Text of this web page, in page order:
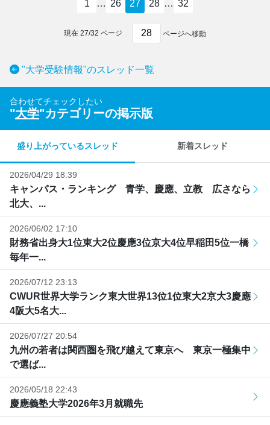
1 … 26 27 28 … 32
現在 27/32 ページ ページへ移動
"大学受験情報"のスレッド一覧
合わせてチェックしたい
"大学"カテゴリーの掲示版
盛り上がっているスレッド 新着スレッド
2026/04/29 18:39
キャンパス・ランキング 青学、慶應、立教 広さなら
北大、...
2026/06/02 17:10
財務省出身大1位東大2位慶應3位京大4位早稲田5位一橋
毎年一...
2026/07/12 23:13
CWUR世界大学ランク東大世界13位1位東大2京大3慶應
4阪大5名大...
2026/07/27 20:54
九州の若者は関西圏を飛び越えて東京へ 東京一極集中
で選ば...
2026/05/18 22:43
慶應義塾大学2026年3月就職先